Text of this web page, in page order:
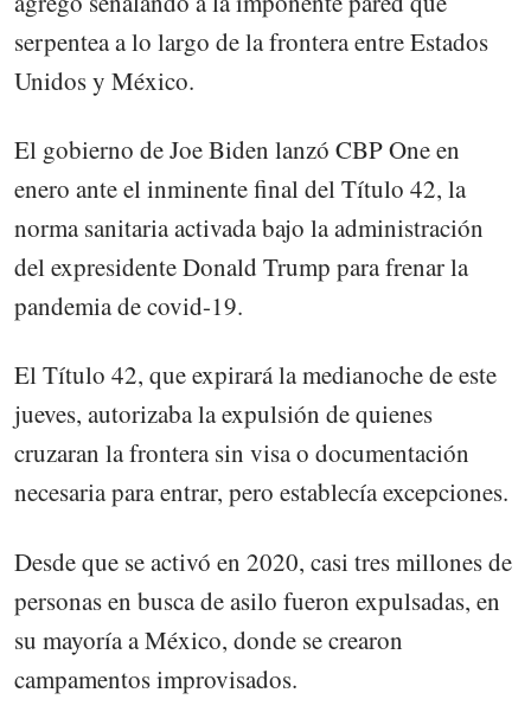
serpentea a lo largo de la frontera entre Estados
Unidos y México.
El gobierno de Joe Biden lanzó CBP One en
enero ante el inminente final del Título 42, la
norma sanitaria activada bajo la administración
del expresidente Donald Trump para frenar la
pandemia de covid-19.
El Título 42, que expirará la medianoche de este
jueves, autorizaba la expulsión de quienes
cruzaran la frontera sin visa o documentación
necesaria para entrar, pero establecía excepciones.
Desde que se activó en 2020, casi tres millones de
personas en busca de asilo fueron expulsadas, en
su mayoría a México, donde se crearon
campamentos improvisados.